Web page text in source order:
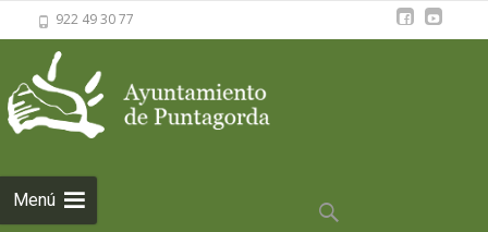
922 49 30 77
Menú
Saltar al
contenido
Buscar: